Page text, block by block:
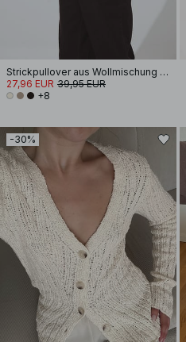
Strickpullover aus Wollmischung mit Rundhalsausschnitt
27,96 EUR 39,95 EUR
+8
-30%